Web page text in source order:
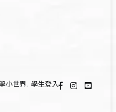
小世界. 學生登入